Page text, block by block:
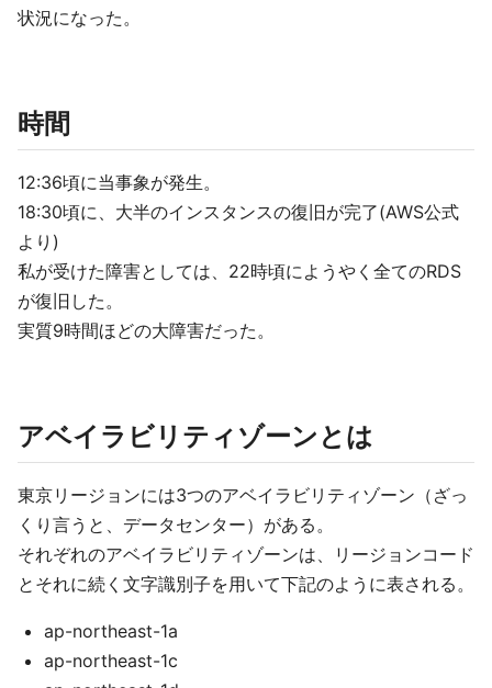
状況になった。
時間
12:36頃に当事象が発生。
18:30頃に、大半のインスタンスの復旧が完了(AWS公式
より)
私が受けた障害としては、22時頃にようやく全てのRDS
が復旧した。
実質9時間ほどの大障害だった。
アベイラビリティゾーンとは
東京リージョンには3つのアベイラビリティゾーン（ざっ
くり言うと、データセンター）がある。
それぞれのアベイラビリティゾーンは、リージョンコード
とそれに続く文字識別子を用いて下記のように表される。
ap-northeast-1a
ap-northeast-1c